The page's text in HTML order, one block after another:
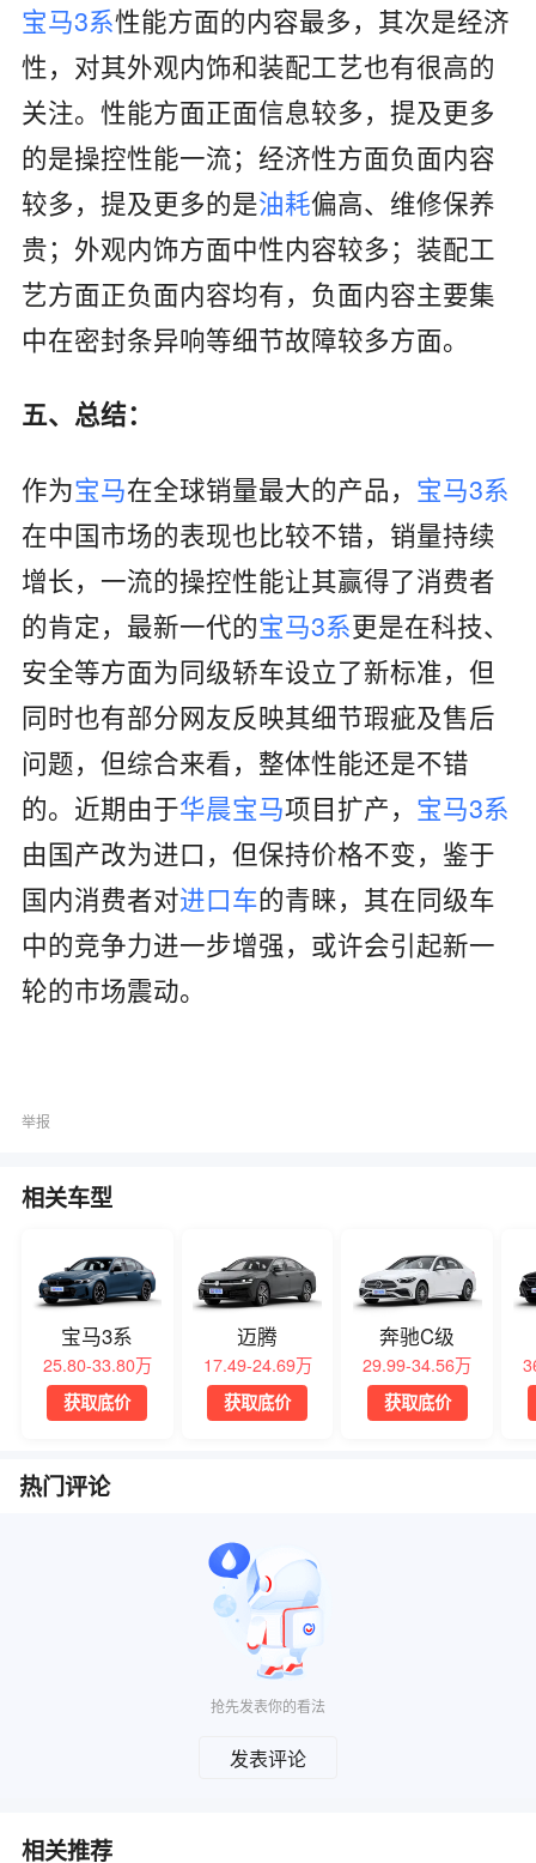
宝马3系性能方面的内容最多，其次是经济
性，对其外观内饰和装配工艺也有很高的
关注。性能方面正面信息较多，提及更多
的是操控性能一流；经济性方面负面内容
较多，提及更多的是油耗偏高、维修保养
贵；外观内饰方面中性内容较多；装配工
艺方面正负面内容均有，负面内容主要集
中在密封条异响等细节故障较多方面。
五、总结：
作为宝马在全球销量最大的产品， 宝马3系
在中国市场的表现也比较不错，销量持续
增长，一流的操控性能让其赢得了消费者
的肯定，最新一代的宝马3系更是在科技、
安全等方面为同级轿车设立了新标准，但
同时也有部分网友反映其细节瑕疵及售后
问题，但综合来看，整体性能还是不错
的。近期由于华晨宝马项目扩产， 宝马3系
由国产改为进口，但保持价格不变，鉴于
国内消费者对进口车的青睐，其在同级车
中的竞争力进一步增强，或许会引起新一
轮的市场震动。
举报
相关车型
宝马3系
25.80-33.80万
获取底价
迈腾
17.49-24.69万
获取底价
奔驰C级
29.99-34.56万
获取底价
热门评论
抢先发表你的看法
发表评论
相关推荐